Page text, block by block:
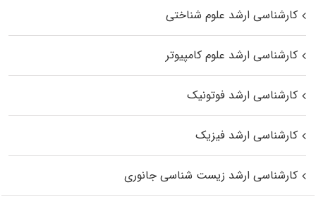
کارشناسی ارشد علوم شناختی
کارشناسی ارشد علوم کامپیوتر
کارشناسی ارشد فوتونیک
کارشناسی ارشد فیزیک
کارشناسی ارشد زیست‌ شناسی جانوری